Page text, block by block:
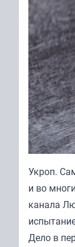
Укроп.
и во
канала
Дело в